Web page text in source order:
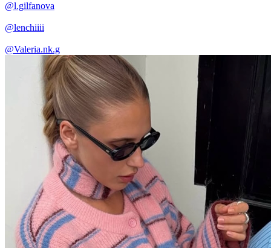
@l.gilfanova
@lenchiiii
@Valeria.nk.g